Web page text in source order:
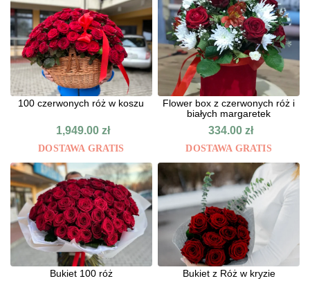
100 czerwonych róż w koszu
1,949.00zł
DOSTAWA GRATIS
Flower box z czerwonych róż i
białych margaretek
334.00zł
DOSTAWA GRATIS
Bukiet 100 róż Bukiet z Róż w kryzie